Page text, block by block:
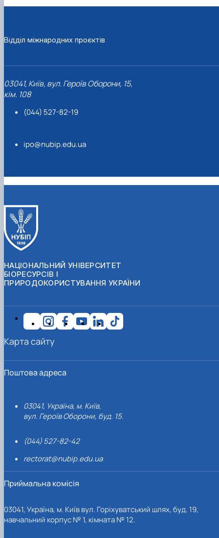
Відділ міжнародних проєктів
03041, Київ, вул. Героїв Оборони, 15,
кім. 108
(044) 527-82-19
ipo@nubip.edu.ua
НАЦІОНАЛЬНИЙ УНІВЕРСИТЕТ
БІОРЕСУРСІВ І
ПРИРОДОКОРИСТУВАННЯ УКРАЇНИ
Поштова адреса
03041, Україна, м. Київ,
вул. Героїв Оборони, буд. 15.
(044) 527-82-42
rectorat@nubip.edu.ua
Приймальна комісія
03041, Україна, м. Київ вул. Горіхуватський шлях, буд. 19,
навчальний корпус № 1, кімната № 12.
Карта сайту